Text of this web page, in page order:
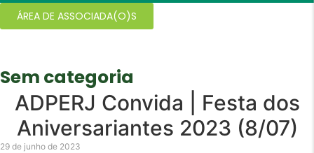
ÁREA DE ASSOCIADA(O)S
Sem categoria
ADPERJ Convida | Festa dos
Aniversariantes 2023 (8/07)
29 de junho de 2023